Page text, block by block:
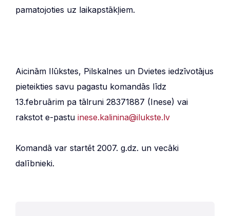
pamatojoties uz laikapstākļiem.
Aicinām Ilūkstes, Pilskalnes un Dvietes iedzīvotājus
pieteikties savu pagastu komandās līdz
13.februārim pa tālruni 28371887 (Inese) vai
rakstot e-pastu inese.kalinina@ilukste.lv
Komandā var startēt 2007. g.dz. un vecāki
dalībnieki.